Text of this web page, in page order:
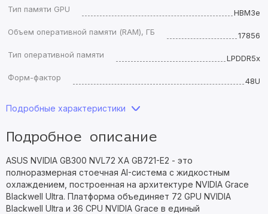
Тип памяти GPU
HBM3e
Объем оперативной памяти (RAM), ГБ
17856
Тип оперативной памяти
LPDDR5x
Форм-фактор
48U
Подробные характеристики
Подробное описание
ASUS NVIDIA GB300 NVL72 XA GB721-E2 - это
полноразмерная стоечная AI-система с жидкостным
охлаждением, построенная на архитектуре NVIDIA Grace
Blackwell Ultra. Платформа объединяет 72 GPU NVIDIA
Blackwell Ultra и 36 CPU NVIDIA Grace в единый